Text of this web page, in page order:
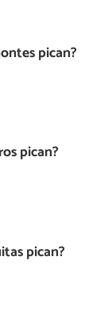
pican?
pican?
pican?